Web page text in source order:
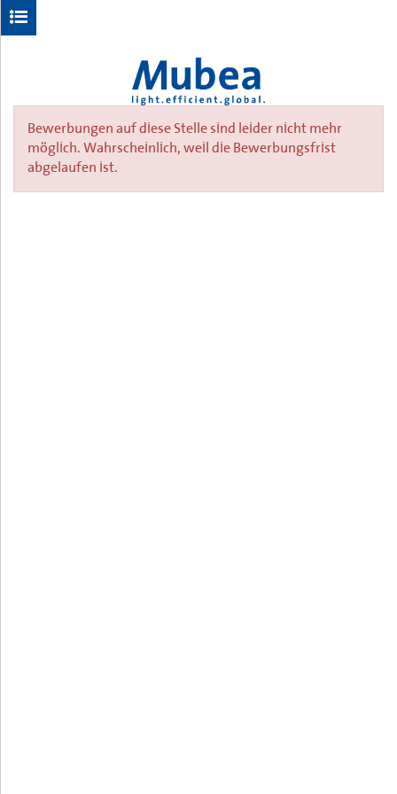
Bewerbungen auf diese Stelle sind leider nicht mehr
möglich. Wahrscheinlich, weil die Bewerbungsfrist
abgelaufen ist.